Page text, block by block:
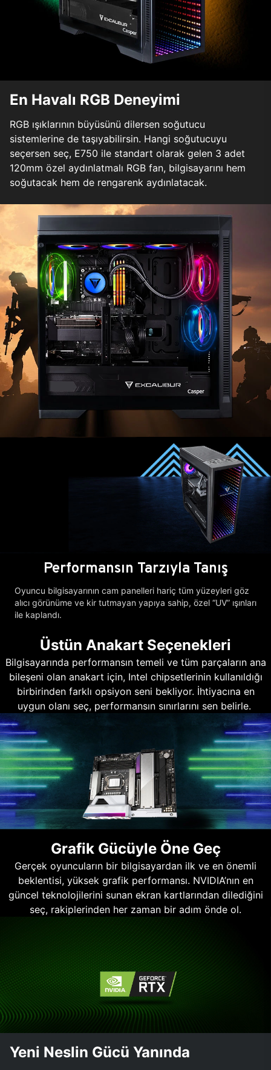
En Havalı RGB Deneyimi
RGB ışıklarının büyüsünü dilersen soğutucu
sistemlerine de taşıyabilirsin. Hangi soğutucuyu
seçersen seç, E750 ile standart olarak gelen 3 adet
120mm özel aydınlatmalı RGB fan, bilgisayarını hem
soğutacak hem de rengarenk aydınlatacak.
Performansın Tarzıyla Tanış
Oyuncu bilgisayarının cam panelleri hariç tüm yüzeyleri göz
alıcı görünüme ve kir tutmayan yapıya sahip, özel “UV” ışınları
ile kaplandı.
Üstün Anakart Seçenekleri
Bilgisayarında performansın temeli ve tüm parçaların ana
bileşeni olan anakart için, Intel chipsetlerinin kullanıldığı
birbirinden farklı opsiyon seni bekliyor. İhtiyacına en
uygun olanı seç, performansın sınırlarını sen belirle.
Grafik Gücüyle Öne Geç
Gerçek oyuncuların bir bilgisayardan ilk ve en önemli
beklentisi, yüksek grafik performansı. NVIDIA’nın en
güncel teknolojilerini sunan ekran kartlarından dilediğini
seç, rakiplerinden her zaman bir adım önde ol.
Yeni Neslin Gücü Yanında